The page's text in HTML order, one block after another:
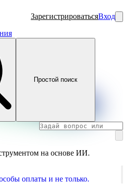
ЗарегистрироватьсяВход
Простой поиск
на основе ИИ.
оплаты и не только.